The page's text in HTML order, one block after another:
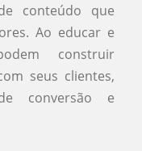
conteúdo que
Ao educar e
construir
seus clientes,
conversão e